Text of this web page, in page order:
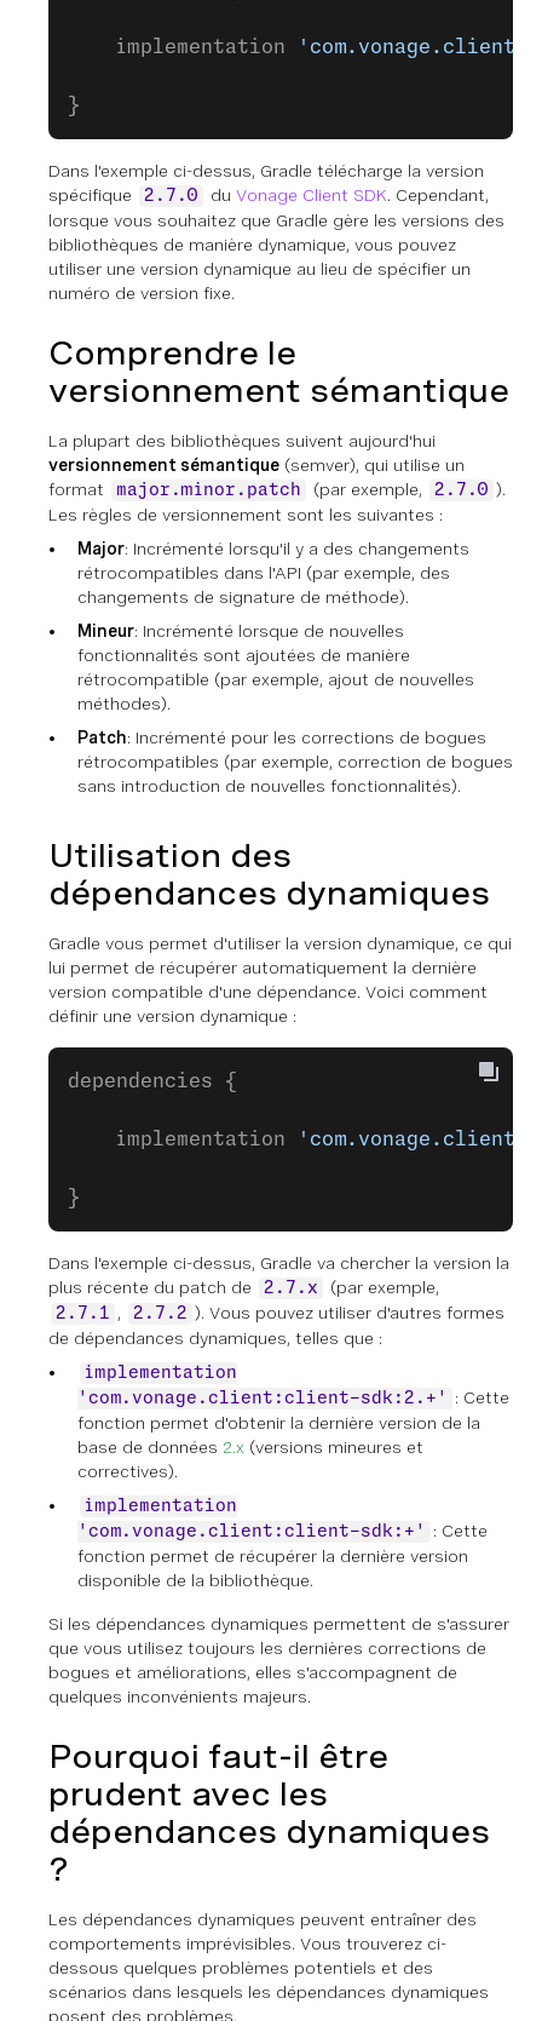
implementation
}
Dans l'exemple ci-dessus, Gradle télécharge la version
spécifique
2.7.0 du Vonage Client SDK. Cependant,
lorsque vous souhaitez que Gradle gère les versions des
bibliothèques de manière dynamique, vous pouvez
utiliser une version dynamique au lieu de spécifier un
numéro de version fixe.
Comprendre le
versionnement sémantique
La plupart des bibliothèques suivent aujourd'hui
versionnement sémantique (semver), qui utilise un
format
major.minor.patch (par exemple, 2.7.0 ).
Les règles de versionnement sont les suivantes :
Major: Incrémenté lorsqu'il y a des changements
rétrocompatibles dans l'API (par exemple, des
changements de signature de méthode).
Mineur: Incrémenté lorsque de nouvelles
fonctionnalités sont ajoutées de manière
rétrocompatible (par exemple, ajout de nouvelles
méthodes).
Patch: Incrémenté pour les corrections de bogues
rétrocompatibles (par exemple, correction de bogues
sans introduction de nouvelles fonctionnalités).
Utilisation des
dépendances dynamiques
Gradle vous permet d'utiliser la version dynamique, ce qui
lui permet de récupérer automatiquement la dernière
version compatible d'une dépendance. Voici comment
définir une version dynamique :
dependencies {
implementation
}
Dans l'exemple ci-dessus, Gradle va chercher la version la
plus récente du patch de
2.7.x (par exemple,
2.7.1 , 2.7.2 ). Vous pouvez utiliser d'autres formes
de dépendances dynamiques, telles que :
implementation
'com.vonage.client:client-sdk:2.+'
: Cette
fonction permet d'obtenir la dernière version de la
base de données 2.x (versions mineures et
correctives).
implementation
'com.vonage.client:client-sdk:+'
: Cette
fonction permet de récupérer la dernière version
disponible de la bibliothèque.
Si les dépendances dynamiques permettent de s'assurer
que vous utilisez toujours les dernières corrections de
bogues et améliorations, elles s'accompagnent de
quelques inconvénients majeurs.
Pourquoi faut-il être
prudent avec les
dépendances dynamiques
?
Les dépendances dynamiques peuvent entraîner des
comportements imprévisibles. Vous trouverez ci-
dessous quelques problèmes potentiels et des
scénarios dans lesquels les dépendances dynamiques
posent des problèmes.